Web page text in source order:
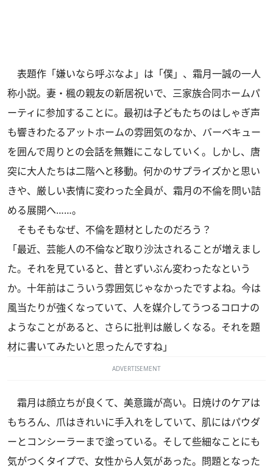
表題作「嫌いなら呼ぶなよ」は「僕」、霜月一誠の一人
称小説。妻・楓の親友の新居祝いで、三家族合同ホームパ
ーティに参加することに。最初は子どもたちのはしゃぎ声
も響きわたるアットホームの雰囲気のなか、バーベキュー
を囲んで周りとの会話を無難にこなしていく。しかし、唐
突に大人たちは二階へと移動。何かのサプライズかと思い
きや、厳しい表情に変わった全員が、霜月の不倫を問い詰
める展開へ……。
そもそもなぜ、不倫を題材としたのだろう？
「最近、芸能人の不倫など取り沙汰されることが増えまし
た。それを見ていると、昔とずいぶん変わったなという
か。十年前はこういう雰囲気じゃなかったですよね。今は
風当たりが強くなっていて、人を媒介してうつるコロナの
ようなことがあると、さらに批判は厳しくなる。それを題
材に書いてみたいと思ったんですね」
ADVERTISEMENT
霜月は顔立ちが良くて、美意識が高い。日焼けのケアは
もちろん、爪はきれいに手入れをしていて、肌にはパウダ
ーとコンシーラーまで塗っている。そして些細なことにも
気がつくタイプで、女性から人気があった。問題となった